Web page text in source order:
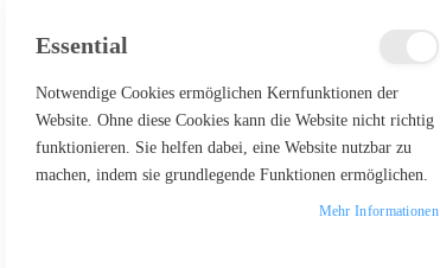
Essential
Notwendige Cookies ermöglichen Kernfunktionen der
Website. Ohne diese Cookies kann die Website nicht richtig
funktionieren. Sie helfen dabei, eine Website nutzbar zu
machen, indem sie grundlegende Funktionen ermöglichen.
Mehr Informationen